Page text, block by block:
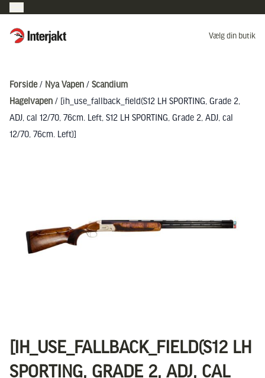
Interjakt DK Vælg din butik
Forside/ Nya Vapen / Scandium
Hagelvapen / [ih_use_fallback_field(S12 LH SPORTING, Grade 2,
ADJ, cal 12/70, 76cm. Left, S12 LH SPORTING, Grade 2, ADJ, cal
12/70, 76cm. Left)]
[IH_USE_FALLBACK_FIELD(S12 LH
SPORTING, GRADE 2, ADJ, CAL